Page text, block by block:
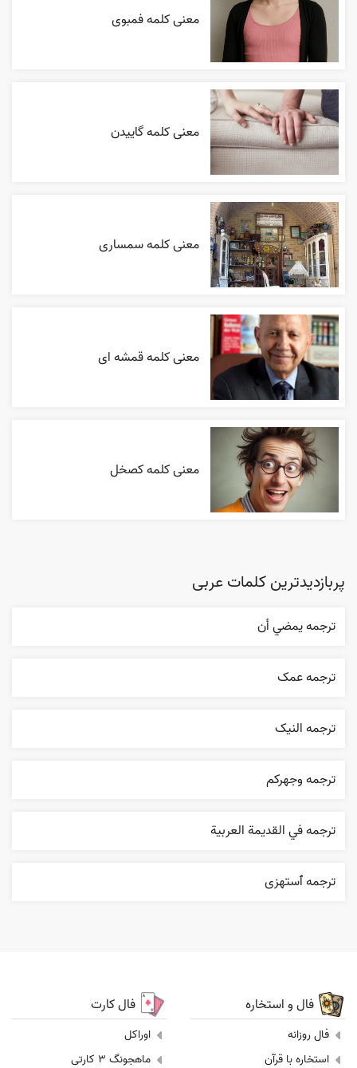
معنی کلمه فمبوی
معنی کلمه گاییدن
معنی کلمه سمساری
معنی کلمه قمشه ای
معنی کلمه کصخل
پربازدیدترین کلمات عربی
ترجمه يمضي أن
ترجمه عمک
ترجمه النیک
ترجمه وجهرکم
ترجمه في القديمة العربية
ترجمه ٱستهزی
فال و استخاره
فال روزانه
استخاره با قرآن
فال کارت
اوراکل
ماهجونگ 3 کارتی